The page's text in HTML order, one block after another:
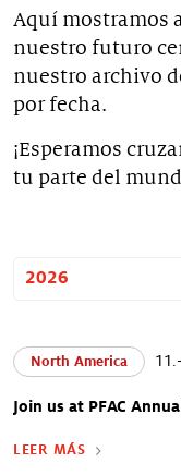
Palatabilidad del pet
Nutrición para
Protección de pet food
Aquí mostramos
nuestro futuro
nuestro archivo
por fecha.
¡Esperamos
tu parte del
2026
North America
Join us at PFAC
LEER MÁS